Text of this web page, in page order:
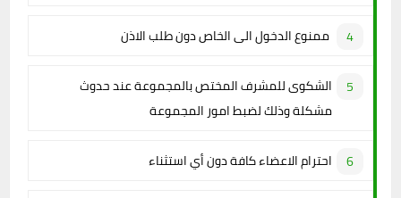
الشكوى للمشرف المختص بالمجموعة عند حدوث
مشكلة وذلك لضبط امور المجموعة
احترام الاعضاء كافة دون أي استثناء